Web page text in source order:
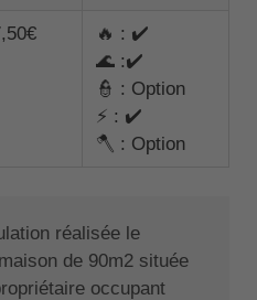
🔥 : ✔️
🌊 :✔️
👮 : Option
⚡ : ✔️
🪓 : Option
réalisée le
de 90m2 située
occupant